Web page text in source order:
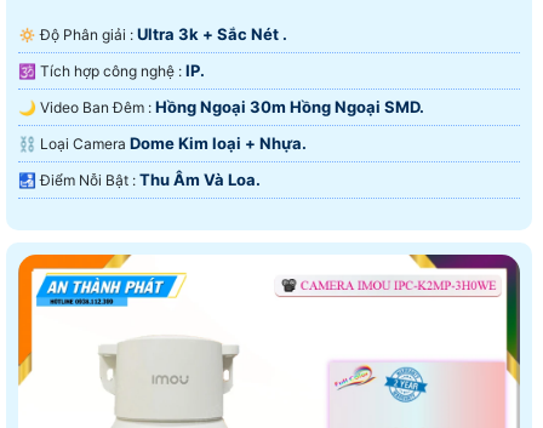
🔅 Độ Phân giải : Ultra 3k + Sắc Nét .
🕉️ Tích hợp công nghệ : IP.
🌙 Video Ban Đêm : Hồng Ngoại 30m Hồng Ngoại SMD.
⛓ Loại Camera Dome Kim loại + Nhựa.
️🛃 Điểm Nỗi Bật : Thu Âm Và Loa.